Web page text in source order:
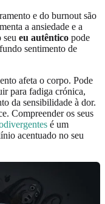
e do burnout são
a ansiedade e a
seu eu autêntico pode
sentimento de
afeta o corpo. Pode
para fadiga crónica,
da sensibilidade à dor.
Compreender os seus
é um
acentuado no seu